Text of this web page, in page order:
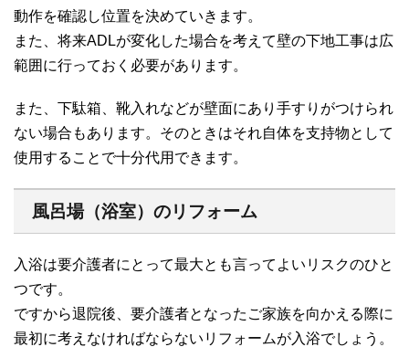
動作を確認し位置を決めていきます。
また、将来ADLが変化した場合を考えて壁の下地工事は広
範囲に行っておく必要があります。
また、下駄箱、靴入れなどが壁面にあり手すりがつけられ
ない場合もあります。そのときはそれ自体を支持物として
使用することで十分代用できます。
風呂場（浴室）のリフォーム
入浴は要介護者にとって最大とも言ってよいリスクのひと
つです。
ですから退院後、要介護者となったご家族を向かえる際に
最初に考えなければならないリフォームが入浴でしょう。